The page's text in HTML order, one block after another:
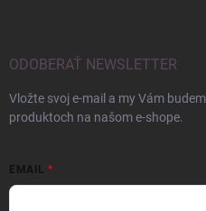
ODOBERAŤ NEWSLETTER
Vložte svoj e-mail a my Vám
produktoch na našom e-shope.
EMAIL